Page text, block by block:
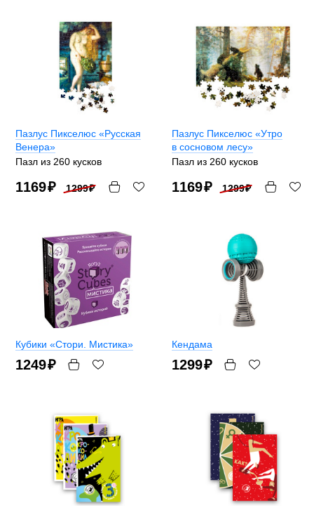
Пазлус Пикселюс «Русская
Венера»
Пазл из 260 кусков
1169₽ 1299₽
Пазлус Пикселюс «Утро
в сосновом лесу»
Пазл из 260 кусков
1169₽ 1299₽
Кубики «Стори. Мистика»
1249₽
Кендама
1299₽